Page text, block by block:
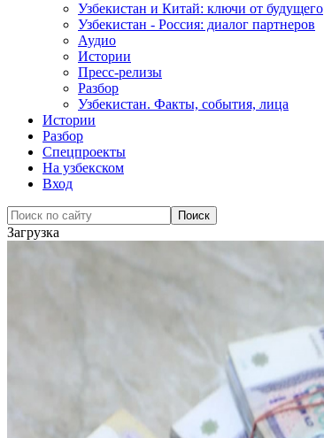
Узбекистан и Китай: ключи от будущего
Узбекистан - Россия: диалог партнеров
Аудио
Истории
Пресс-релизы
Разбор
Узбекистан. Факты, события, лица
Истории
Разбор
Спецпроекты
На узбекском
Вход
Загрузка